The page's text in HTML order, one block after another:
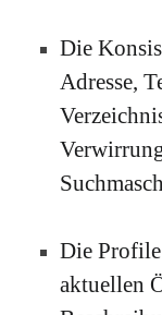
Die
Adresse,
Die
aktuellen